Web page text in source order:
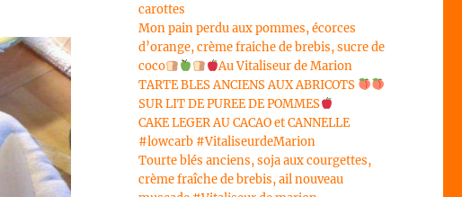
carottes
Mon pain perdu aux pommes, écorces
d’orange, crème fraiche de brebis, sucre de
coco
Au Vitaliseur de Marion
TARTE BLES ANCIENS AUX ABRICOTS
SUR LIT DE PUREE DE POMMES
CAKE LEGER AU CACAO et CANNELLE
#lowcarb #VitaliseurdeMarion
Tourte blés anciens, soja aux courgettes,
crème fraîche de brebis, ail nouveau